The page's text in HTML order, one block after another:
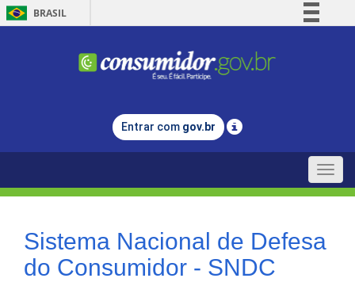
BRASIL
Comunica BR
Legislação
Entrar com gov.br
Toggle
Sistema Nacional de Defesa
do Consumidor - SNDC